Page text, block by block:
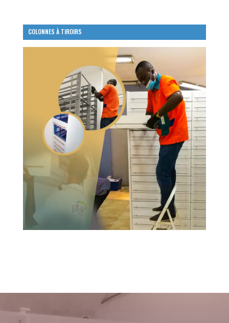
COLONNES À TIROIRS